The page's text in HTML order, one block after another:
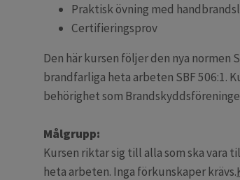
Praktisk övning med
Certifieringsprov
Den här kursen följer den nya normen
brandfarliga heta arbeten SBF 506:1.
behörighet som
Målgrupp:
Kursen riktar sig till alla som ska vara
heta arbeten. Inga förkunskaper krävs.